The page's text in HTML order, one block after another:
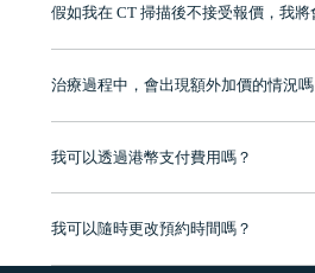
牌」、「2025香港企業領袖品牌」，是諾
至今已服務超過三十個國家和地區的顧客，
有咨詢及服務保障中心，有任何問題都可以
假如我在 CT 掃描後不接受報價，我將
治療過程中，會出現額外加價的情況嗎
我可以透過港幣支付費用嗎？
可以。維港口腔會按照當日匯率轉算收取費
我可以隨時更改預約時間嗎？